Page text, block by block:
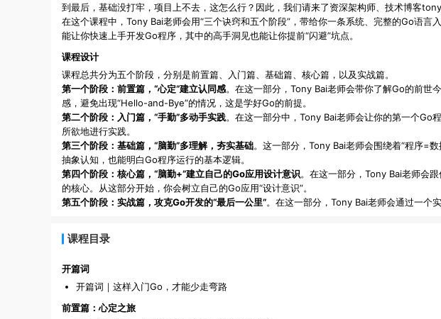
到最后，基础没打牢，项目上不去，这怎么行？因此，我们请来了资深架构师、技术博客
在这个课程中，Tony Bai老师会用“三个诀窍和五个阶段”，带给你一条系统、完整的Go语
能让你快速上手开发Go程序，其中的高手洞见也能让你提前“闪避”坑点。
课程设计
课程总共分为五个阶段，分别是前置篇、入门篇、基础篇、核心篇，以及实战篇。
第一个阶段：前置篇，“心定”建立认同感。在这一部分，Tony Bai老师会带你了解Go的前世
感，避免出现“Hello-and-Bye”的情况，这是学好Go的前提。
第二个阶段：入门篇，“手勤”多动手实践。在这一部分中，Tony Bai老师会让你的第一个Go
所欲地进行实践。
第三个阶段：基础篇，“脑勤”多理解，夯实基础。这一部分，Tony Bai老师会围绕着“程序=
抽象认知，也能明白Go程序运行的基本逻辑。
第四个阶段：核心篇，“脑勤+”建立自己的Go应用设计意识。在这一部分，Tony Bai老师会
的核心。从这部分开始，你会树立自己的Go应用“设计意识”。
第五个阶段：实战篇，攻克Go开发的“最后一公里”。在这一部分，Tony Bai老师会通过一个
课程目录
开篇词
开篇词｜这样入门Go，才能少走弯路
前置篇：心定之旅